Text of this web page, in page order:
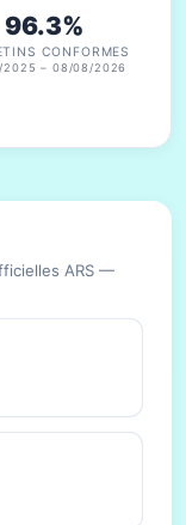
96.3%
CONFORMES
2025 – 08/08/2026
ARS —